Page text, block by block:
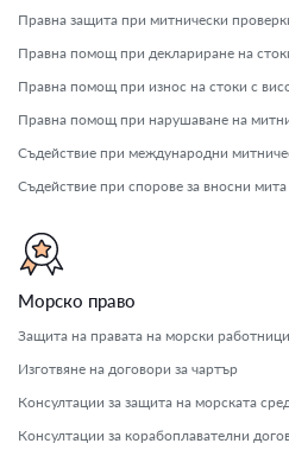
Правна защита при митнически
Правна помощ при деклариране на
Правна помощ при износ на стоки с
Правна помощ при нарушаване на
Съдействие при международни
Съдействие при спорове за вносни мита
Морско право
Защита на правата на морски работници
Изготвяне на договори за чартър
Консултации за защита на морската
Консултации за корабоплавателни